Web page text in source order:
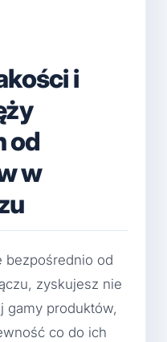
i
od
w
bezpośrednio od
zyskujesz nie
gamy produktów,
co do ich